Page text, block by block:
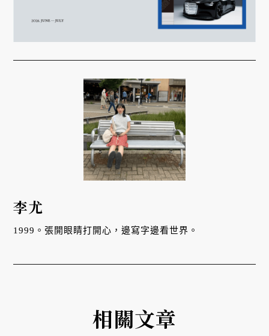
李尤
1999。張開眼睛打開心，邊寫字邊看世界。
相關文章